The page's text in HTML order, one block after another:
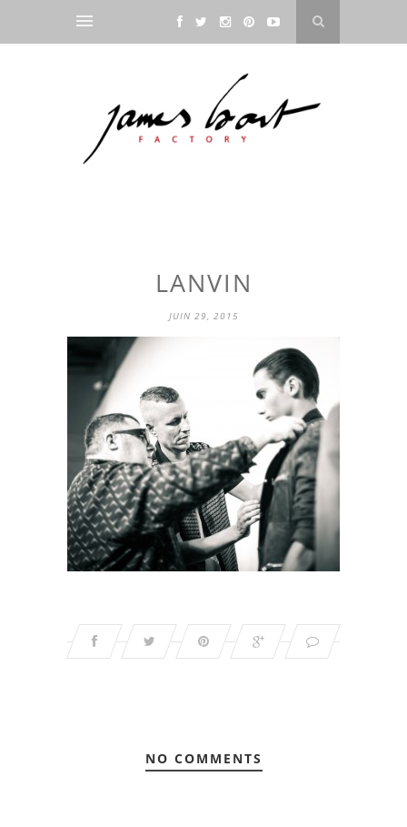
LANVIN
JUIN 29, 2015
NO COMMENTS